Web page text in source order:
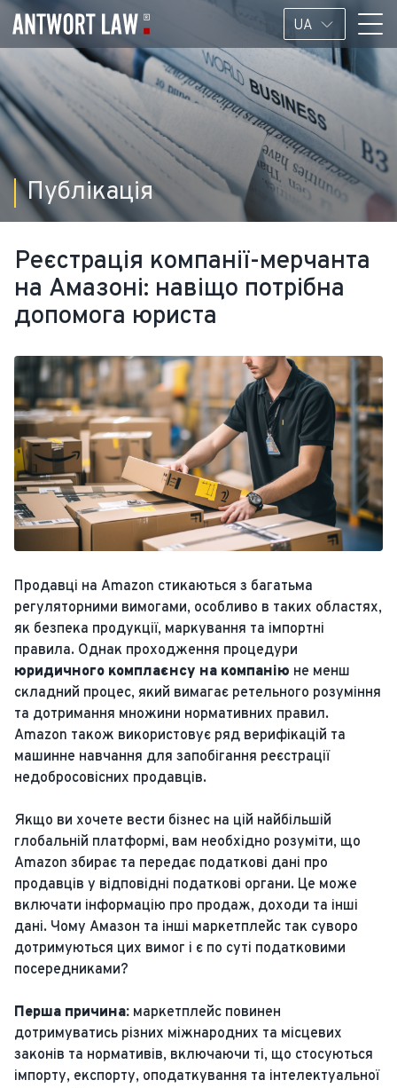
UA
Публікація
Реєстрація компанії-мерчанта
на Амазоні: навіщо потрібна
допомога юриста
Продавці на Amazon стикаються з багатьма
регуляторними вимогами, особливо в таких областях,
як безпека продукції, маркування та імпортні
правила. Однак проходження процедури
юридичного комплаєнсу на компанію не менш
складний процес, який вимагає ретельного розуміння
та дотримання множини нормативних правил.
Amazon також використовує ряд верифікацій та
машинне навчання для запобігання реєстрації
недобросовісних продавців.
Якщо ви хочете вести бізнес на цій найбільшій
глобальній платформі, вам необхідно розуміти, що
Amazon збирає та передає податкові дані про
продавців у відповідні податкові органи. Це може
включати інформацію про продаж, доходи та інші
дані. Чому Амазон та інші маркетплейс так суворо
дотримуються цих вимог і є по суті податковими
посередниками?
Перша причина: маркетплейс повинен
дотримуватись різних міжнародних та місцевих
законів та нормативів, включаючи ті, що стосуються
імпорту, експорту, оподаткування та інтелектуальної